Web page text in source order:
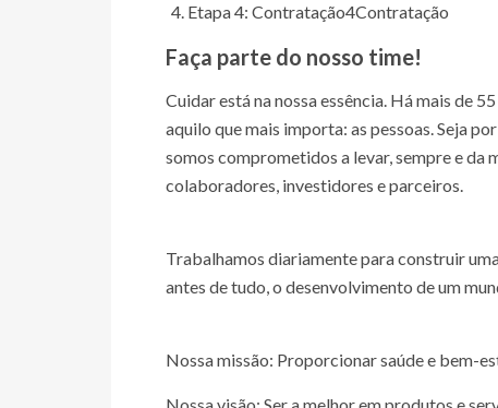
Etapa 4: Contratação4Contratação
Faça parte do nosso time!
Cuidar está na nossa essência. Há mais de
aquilo que mais importa: as pessoas. Seja
somos comprometidos a levar, sempre e da
colaboradores, investidores e parceiros.
Trabalhamos diariamente para construir
antes de tudo, o desenvolvimento de um
Nossa missão: Proporcionar saúde e bem-